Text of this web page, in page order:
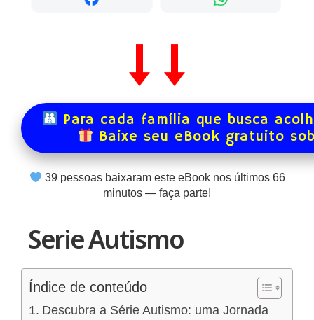
Para cada família que busca
Baixe seu eBook gratuito
39pessoas baixaram este eBook nos últimos 66
minutos — faça parte!
Serie Autismo
Índice de conteúdo
Descubra a Série Autismo: uma Jornada